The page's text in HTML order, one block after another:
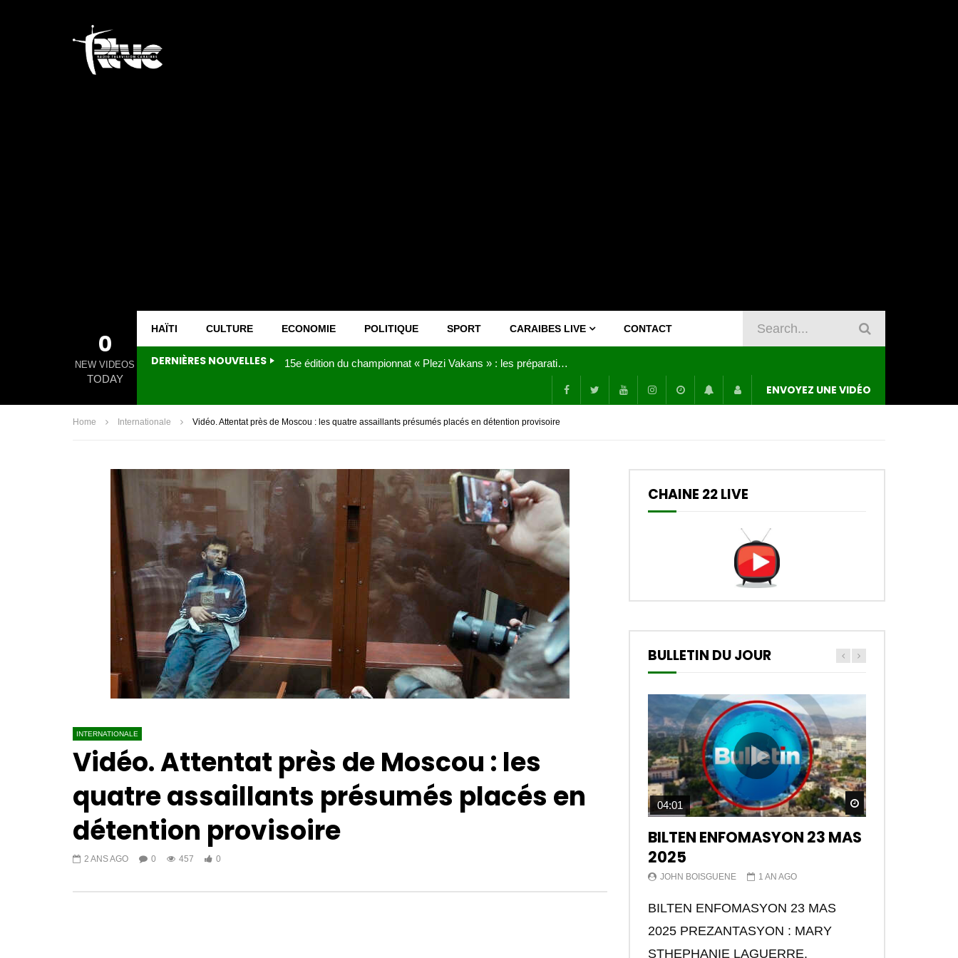
0
NEW VIDEOS
TODAY
HAÏTI CULTURE ECONOMIE POLITIQUE SPORT CARAIBES LIVE CONTACT
DERNIÈRES NOUVELLES Joy Clerf Derisier, sur les traces de son père : évangéliser par la musique
ENVOYEZ UNE VIDÉO
Home Internationale Vidéo. Attentat près de Moscou : les quatre assaillants présumés placés en détention provisoire
INTERNATIONALE
Vidéo. Attentat près de Moscou : les
quatre assaillants présumés placés en
détention provisoire
2 ANS AGO 0 457 0
CHAINE 22 LIVE
BULLETIN DU JOUR
Watch Later
04:01
BILTEN ENFOMASYON 23 MAS
2025
JOHN BOISGUENE 1 AN AGO
BILTEN ENFOMASYON 23 MAS
2025 PREZANTASYON : MARY
STHEPHANIE LAGUERRE.